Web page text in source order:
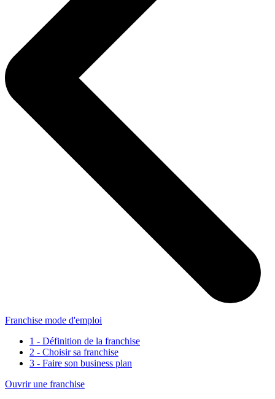
Franchise mode d'emploi
1 - Définition de la franchise
2 - Choisir sa franchise
3 - Faire son business plan
Ouvrir une franchise